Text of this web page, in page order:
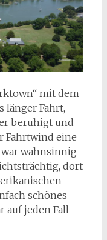
mit dem
länger Fahrt,
beruhigt und
Fahrtwind eine
wahnsinnig
dort
schönes
auf jeden Fall